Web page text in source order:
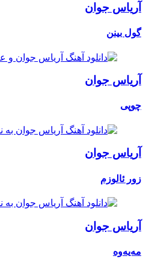
آریاس جوان
گول بینن
آریاس جوان
چوپی
آریاس جوان
زور ئالوزم
آریاس جوان
مەیەوە